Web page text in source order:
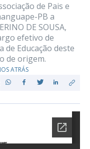
de Pais e
PB a
DE SOUSA,
efetivo de
de Educação deste
de origem.
ATRÁS